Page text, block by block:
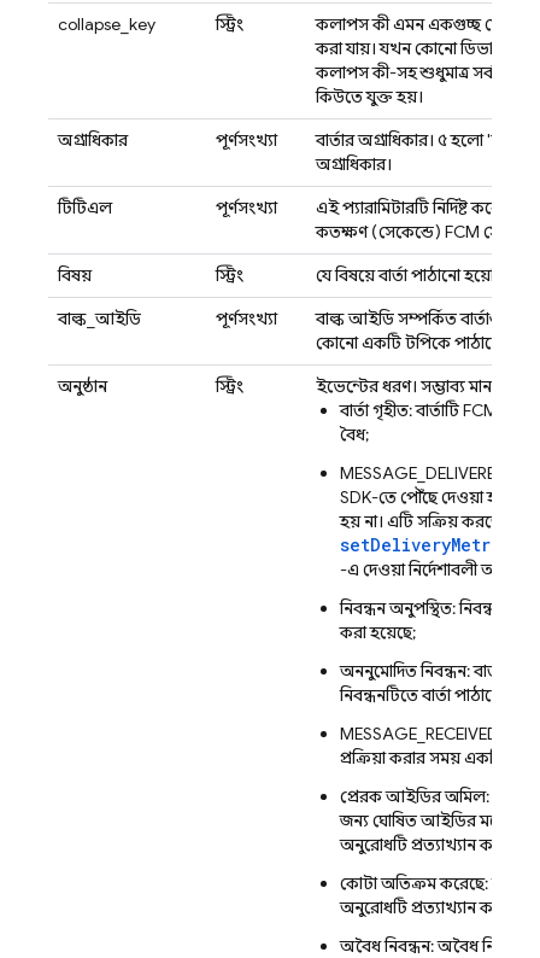
collapse_key স্ট্রিং
কলাপস কী এমন একগুচ্ছ
করা যায়। যখন কোনো ডিভাইস
কলাপস কী-সহ শুধুমাত্র সর্বশেষ
কিউতে যুক্ত হয়।
অগ্রাধিকার
পূর্ণসংখ্যা
বার্তার অগ্রাধিকার। ৫ হলো
অগ্রাধিকার।
টিটিএল
পূর্ণসংখ্যা
এই প্যারামিটারটি নির্দিষ্ট করে
কতক্ষণ (সেকেন্ডে) FCM
বিষয়
স্ট্রিং
যে বিষয়ে বার্তা পাঠানো হয়েছিল
বাল্ক_আইডি
পূর্ণসংখ্যা
বাল্ক আইডি সম্পর্কিত বার্তাগুলির
কোনো একটি টপিকে পাঠানো নির্দিষ্ট
অনুষ্ঠান
স্ট্রিং
ইভেন্টের ধরণ। সম্ভাব্য মানগুলো
বার্তা গৃহীত: বার্তাটি FCM
বৈধ;
MESSAGE_DELIVERED:
SDK-তে পৌঁছে দেওয়া
হয় না। এটি সক্রিয় করতে,
-এ দেওয়া নির্দেশাবলী
নিবন্ধন অনুপস্থিত: নিবন্ধন না
করা হয়েছে;
অননুমোদিত নিবন্ধন: বার্তাটি
নিবন্ধনটিতে বার্তা পাঠানোর
প্রক্রিয়া করার সময় একটি
প্রেরক আইডির অমিল: বার্তা
জন্য ঘোষিত আইডির মধ্যে
অনুরোধটি প্রত্যাখ্যান করা
কোটা অতিক্রম করেছে:
অনুরোধটি প্রত্যাখ্যান করা
অবৈধ নিবন্ধন: অবৈধ